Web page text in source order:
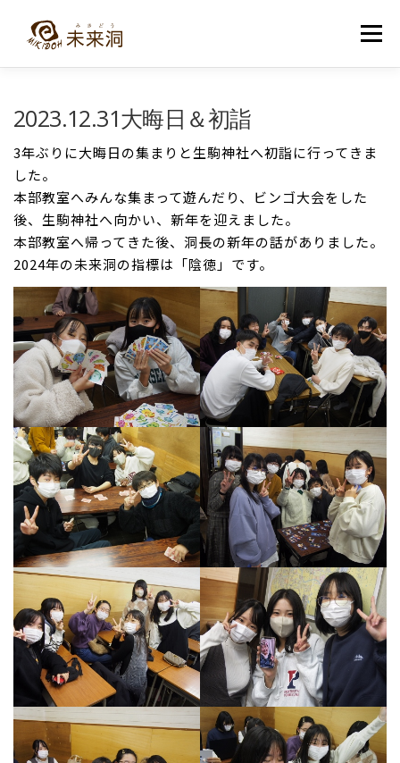
メニュー
入洞・お問い合わせ
2023.12.31大晦日＆初詣
3年ぶりに大晦日の集まりと生駒神社へ初詣に行ってきま
した。
本部教室へみんな集まって遊んだり、ビンゴ大会をした
後、生駒神社へ向かい、新年を迎えました。
本部教室へ帰ってきた後、洞長の新年の話がありました。
2024年の未来洞の指標は「陰徳」です。